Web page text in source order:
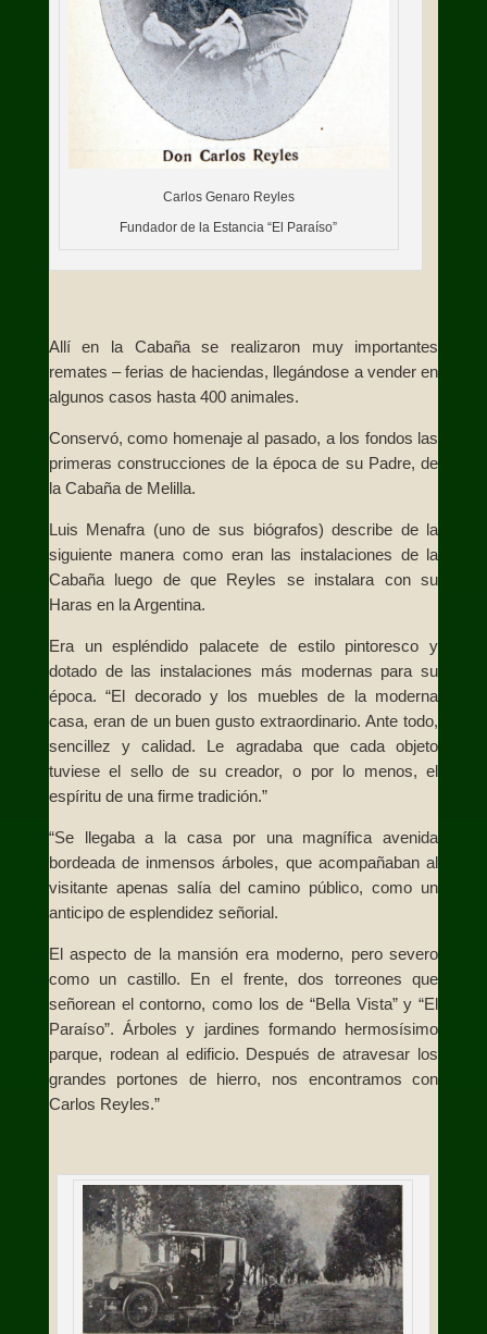
Carlos Genaro Reyles
Fundador de la Estancia “El Paraíso”
Allí en la Cabaña se realizaron muy importantes
remates – ferias de haciendas, llegándose a vender en
algunos casos hasta 400 animales.
Conservó, como homenaje al pasado, a los fondos las
primeras construcciones de la época de su Padre, de
la Cabaña de Melilla.
Luis Menafra (uno de sus biógrafos) describe de la
siguiente manera como eran las instalaciones de la
Cabaña luego de que Reyles se instalara con su
Haras en la Argentina.
Era un espléndido palacete de estilo pintoresco y
dotado de las instalaciones más modernas para su
época. “El decorado y los muebles de la moderna
casa, eran de un buen gusto extraordinario. Ante todo,
sencillez y calidad. Le agradaba que cada objeto
tuviese el sello de su creador, o por lo menos, el
espíritu de una firme tradición.”
“Se llegaba a la casa por una magnífica avenida
bordeada de inmensos árboles, que acompañaban al
visitante apenas salía del camino público, como un
anticipo de esplendidez señorial.
El aspecto de la mansión era moderno, pero severo
como un castillo. En el frente, dos torreones que
señorean el contorno, como los de “Bella Vista” y “El
Paraíso”. Árboles y jardines formando hermosísimo
parque, rodean al edificio. Después de atravesar los
grandes portones de hierro, nos encontramos con
Carlos Reyles.”